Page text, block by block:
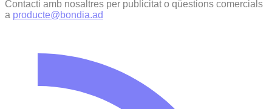
Contacti amb nosaltres per publicitat o qüestions comercials
a producte@bondia.ad